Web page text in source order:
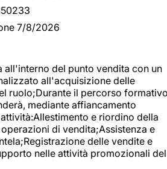
7/8/2026
all'interno del punto vendita con un
all'acquisizione delle
ruolo;Durante il percorso
mediante affiancamento
e riordino della
di vendita;Assistenza e
delle vendite e
nelle attività promozionali del